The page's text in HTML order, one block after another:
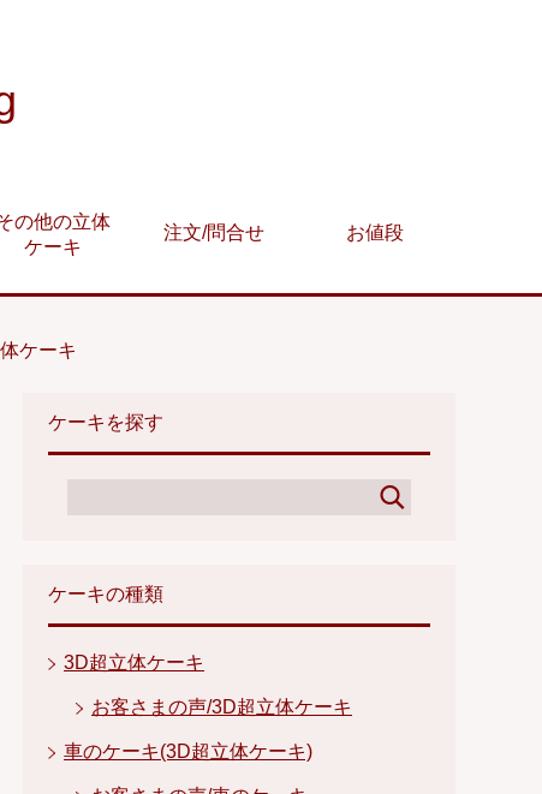
の他の立体
ケーキ
注文/問合せ お値段
ケーキ
ケーキを探す
ケーキの種類
3D超立体ケーキ
お客さまの声/3D超立体ケーキ
車のケーキ(3D超立体ケーキ)